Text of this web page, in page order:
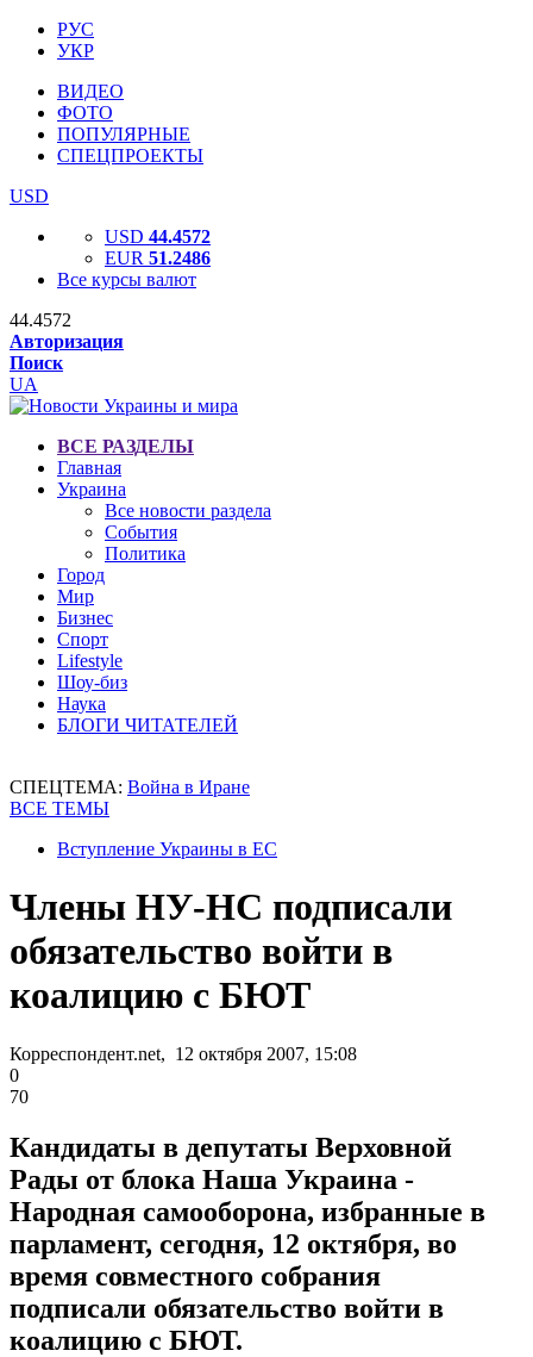
РУС
УКР
ВИДЕО
ФОТО
ПОПУЛЯРНЫЕ
СПЕЦПРОЕКТЫ
USD
USD 44.4572
EUR 51.2486
Все курсы валют
44.4572
Авторизация
Поиск
UA
ВСЕ РАЗДЕЛЫ
Главная
Украина
Все новости раздела
События
Политика
Город
Мир
Бизнес
Спорт
Lifestyle
Шоу-биз
Наука
БЛОГИ ЧИТАТЕЛЕЙ
СПЕЦТЕМА: Война в Иране
ВСЕ ТЕМЫ
Вступление Украины в ЕС
Члены НУ-НС подписали
обязательство войти в
коалицию с БЮТ
Корреспондент.net, 12 октября 2007, 15:08
0
70
Кандидаты в депутаты Верховной
Рады от блока Наша Украина -
Народная самооборона, избранные в
парламент, сегодня, 12 октября, во
время совместного собрания
подписали обязательство войти в
коалицию с БЮТ.